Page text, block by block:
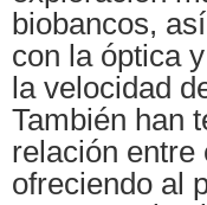
biobancos,
con la óptica
la velocidad
También han
relación entre
ofreciendo al